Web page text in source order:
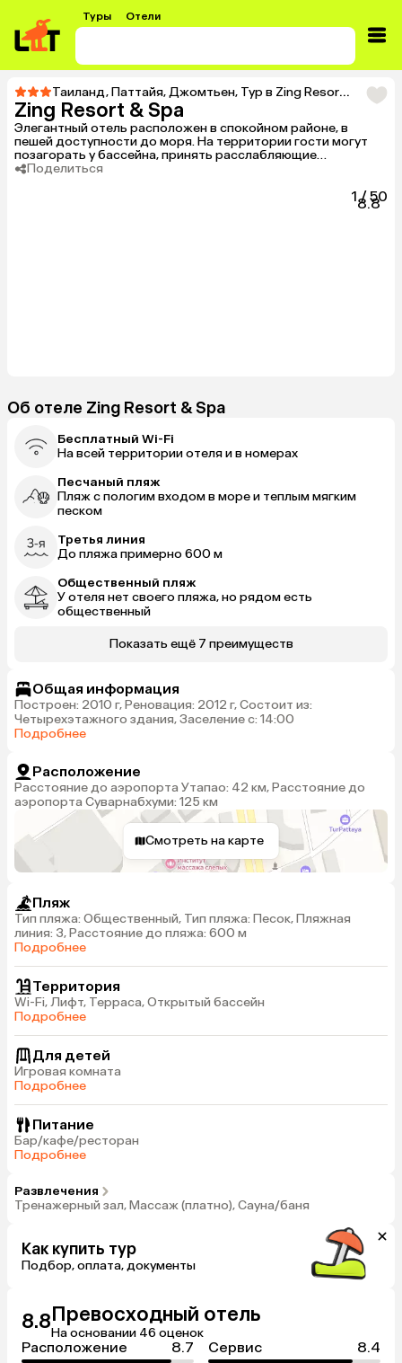
Туры Отели
Таиланд,Паттайя,Джомтьен, Тур в Zing Resort & Spa
Zing Resort & Spa
Элегантный отель расположен в спокойном районе, в
пешей доступности до моря. На территории гости могут
позагорать у бассейна, принять расслабляющие
процедуры в СПА или заняться спортом. Номера
Поделиться
8.8
1/50
Об отеле Zing Resort & Spa
Бесплатный Wi-Fi
На всей территории отеля и в номерах
Песчаный пляж
Пляж с пологим входом в море и теплым мягким
песком
Третья линия
До пляжа примерно 600 м
Общественный пляж
У отеля нет своего пляжа, но рядом есть
общественный
Показать ещё 7 преимуществ
Общая информация
Построен: 2010 г, Реновация: 2012 г, Состоит из:
Четырехэтажного здания, Заселение с: 14:00
Подробнее
Расположение
Расстояние до аэропорта Утапао: 42 км, Расстояние до
аэропорта Суварнабхуми: 125 км
Смотреть на карте
Пляж
Тип пляжа: Общественный, Тип пляжа: Песок, Пляжная
линия: 3, Расстояние до пляжа: 600 м
Подробнее
Территория
Wi-Fi, Лифт, Терраса, Открытый бассейн
Подробнее
Для детей
Игровая комната
Подробнее
Питание
Бар/кафе/ресторан
Подробнее
Развлечения
Тренажерный зал, Массаж (платно), Сауна/баня
Как купить тур
Подбор, оплата, документы
8.8Превосходный отель
На основании 46 оценок
Расположение 8.7 Сервис 8.4